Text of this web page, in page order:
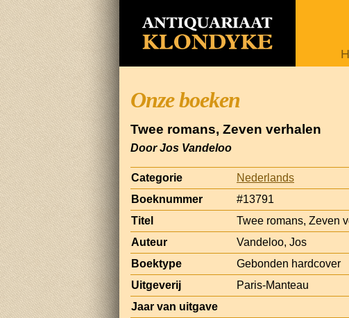
Onze boeken
Twee romans, Zeven verhalen
Door Jos Vandeloo
Categorie
Nederlands
Boeknummer
#13791
Titel
Twee romans, Zeven
Auteur
Vandeloo, Jos
Boektype
Gebonden hardcover
Uitgeverij
Paris-Manteau
Jaar van uitgave